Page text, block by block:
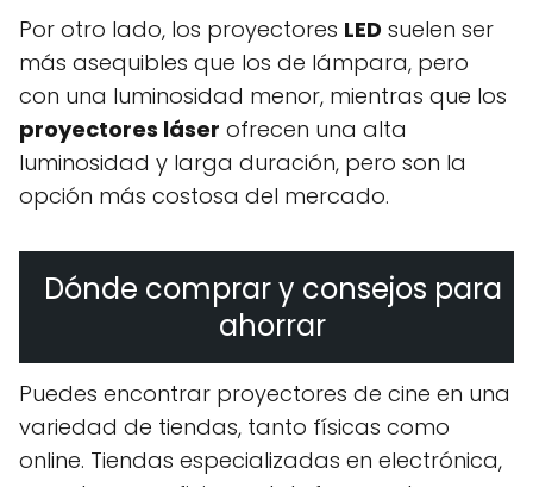
Por otro lado, los proyectores LED suelen ser
más asequibles que los de lámpara, pero
con una luminosidad menor, mientras que los
proyectores láser ofrecen una alta
luminosidad y larga duración, pero son la
opción más costosa del mercado.
Dónde comprar y consejos para
ahorrar
Puedes encontrar proyectores de cine en una
variedad de tiendas, tanto físicas como
online. Tiendas especializadas en electrónica,